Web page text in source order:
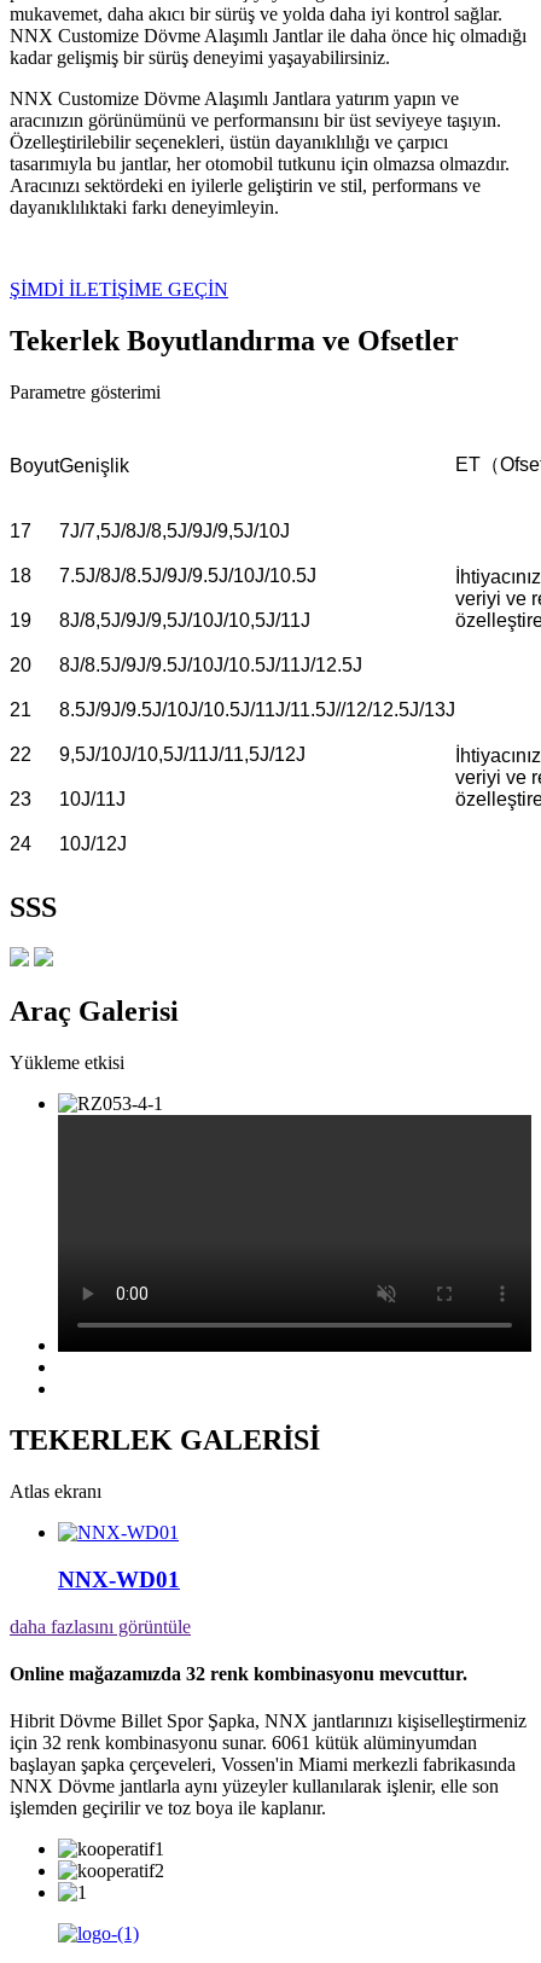
mukavemet, daha akıcı bir sürüş ve yolda daha iyi kontrol sağlar.
NNX Customize Dövme Alaşımlı Jantlar ile daha önce hiç olmadığı
kadar gelişmiş bir sürüş deneyimi yaşayabilirsiniz.
NNX Customize Dövme Alaşımlı Jantlara yatırım yapın ve
aracınızın görünümünü ve performansını bir üst seviyeye taşıyın.
Özelleştirilebilir seçenekleri, üstün dayanıklılığı ve çarpıcı
tasarımıyla bu jantlar, her otomobil tutkunu için olmazsa olmazdır.
Aracınızı sektördeki en iyilerle geliştirin ve stil, performans ve
dayanıklılıktaki farkı deneyimleyin.
ŞİMDİ İLETİŞİME GEÇİN
Tekerlek Boyutlandırma ve Ofsetler
Parametre gösterimi
BoyutGenişlik ET（
17 7J/7,5J/8J/8,5J/9J/9,5J/10J
veriyi ve
18 7.5J/8J/8.5J/9J/9.5J/10J/10.5J
19 8J/8,5J/9J/9,5J/10J/10,5J/11J
20 8J/8.5J/9J/9.5J/10J/10.5J/11J/12.5J
21 8.5J/9J/9.5J/10J/10.5J/11J/11.5J//12/12.5J/13J
veriyi ve
22 9,5J/10J/10,5J/11J/11,5J/12J
23 10J/11J
24 10J/12J
SSS
Araç Galerisi
Yükleme etkisi
TEKERLEK GALERİSİ
Atlas ekranı
NNX-WD01
daha fazlasını görüntüle
Online mağazamızda 32 renk kombinasyonu mevcuttur.
Hibrit Dövme Billet Spor Şapka, NNX jantlarınızı kişiselleştirmeniz
için 32 renk kombinasyonu sunar. 6061 kütük alüminyumdan
başlayan şapka çerçeveleri, Vossen'in Miami merkezli fabrikasında
NNX Dövme jantlarla aynı yüzeyler kullanılarak işlenir, elle son
işlemden geçirilir ve toz boya ile kaplanır.